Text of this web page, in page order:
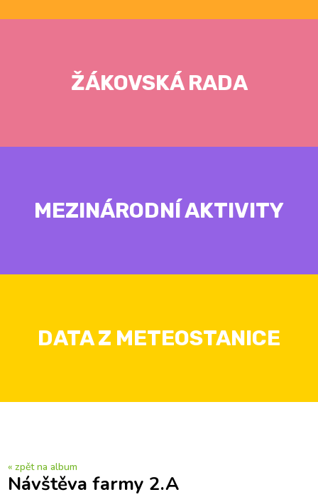
ŽÁKOVSKÁ RADA
MEZINÁRODNÍ AKTIVITY
DATA Z METEOSTANICE
« zpět na album
Návštěva farmy 2.A